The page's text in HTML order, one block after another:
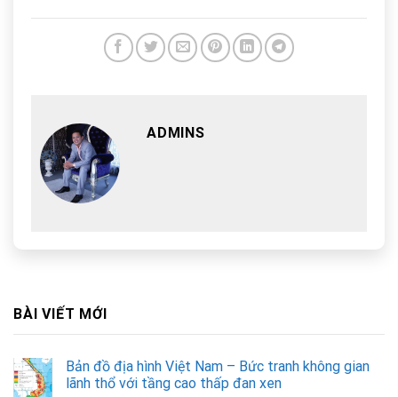
ADMINS
BÀI VIẾT MỚI
Bản đồ địa hình Việt Nam – Bức tranh không gian
lãnh thổ với tầng cao thấp đan xen